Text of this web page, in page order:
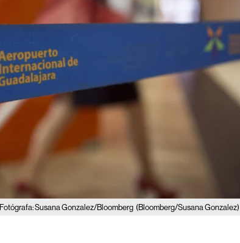
Fotógrafa: Susana Gonzalez/Bloomberg (Bloomberg/Susana Gonzalez)